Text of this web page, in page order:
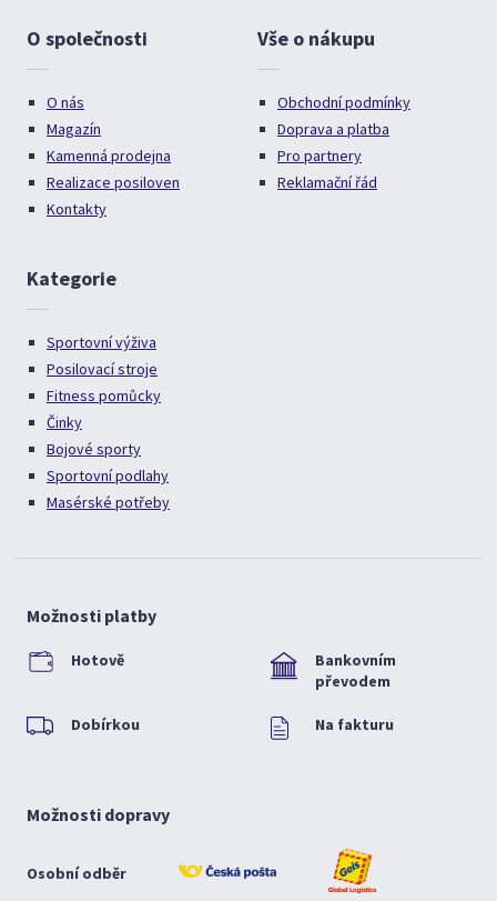
O společnosti
O nás
Magazín
Kamenná prodejna
Realizace posiloven
Kontakty
Vše o nákupu
Obchodní podmínky
Doprava a platba
Pro partnery
Reklamační řád
Kategorie
Sportovní výživa
Posilovací stroje
Fitness pomůcky
Činky
Bojové sporty
Sportovní podlahy
Masérské potřeby
Možnosti platby
Hotově
Bankovním
převodem
Dobírkou Na fakturu
Možnosti dopravy
Osobní odběr